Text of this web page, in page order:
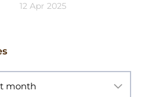
12 Apr 2025